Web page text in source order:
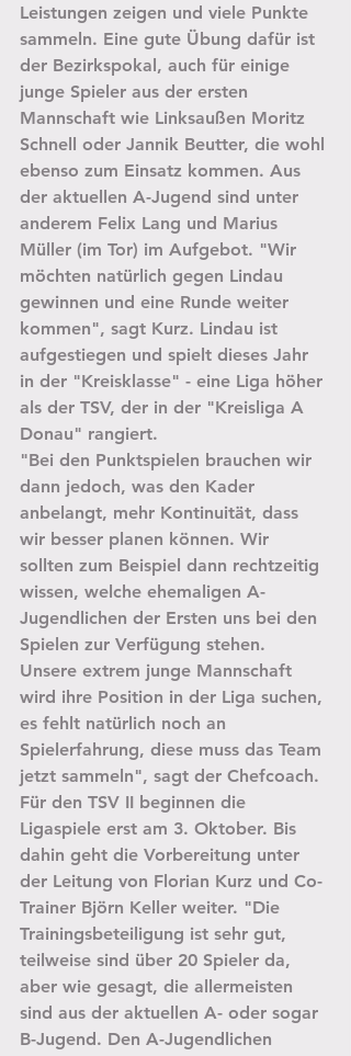
Leistungen zeigen und viele Punkte
sammeln. Eine gute Übung dafür ist
der Bezirkspokal, auch für einige
junge Spieler aus der ersten
Mannschaft wie Linksaußen Moritz
Schnell oder Jannik Beutter, die wohl
ebenso zum Einsatz kommen. Aus
der aktuellen A-Jugend sind unter
anderem Felix Lang und Marius
Müller (im Tor) im Aufgebot. "Wir
möchten natürlich gegen Lindau
gewinnen und eine Runde weiter
kommen", sagt Kurz. Lindau ist
aufgestiegen und spielt dieses Jahr
in der "Kreisklasse" - eine Liga höher
als der TSV, der in der "Kreisliga A
Donau" rangiert.
"Bei den Punktspielen brauchen wir
dann jedoch, was den Kader
anbelangt, mehr Kontinuität, dass
wir besser planen können. Wir
sollten zum Beispiel dann rechtzeitig
wissen, welche ehemaligen A-
Jugendlichen der Ersten uns bei den
Spielen zur Verfügung stehen.
Unsere extrem junge Mannschaft
wird ihre Position in der Liga suchen,
es fehlt natürlich noch an
Spielerfahrung, diese muss das Team
jetzt sammeln", sagt der Chefcoach.
Für den TSV II beginnen die
Ligaspiele erst am 3. Oktober. Bis
dahin geht die Vorbereitung unter
der Leitung von Florian Kurz und Co-
Trainer Björn Keller weiter. "Die
Trainingsbeteiligung ist sehr gut,
teilweise sind über 20 Spieler da,
aber wie gesagt, die allermeisten
sind aus der aktuellen A- oder sogar
B-Jugend. Den A-Jugendlichen